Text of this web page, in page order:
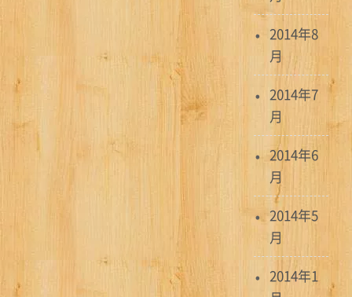
2014年8
月
2014年7
月
2014年6
月
2014年5
月
2014年1